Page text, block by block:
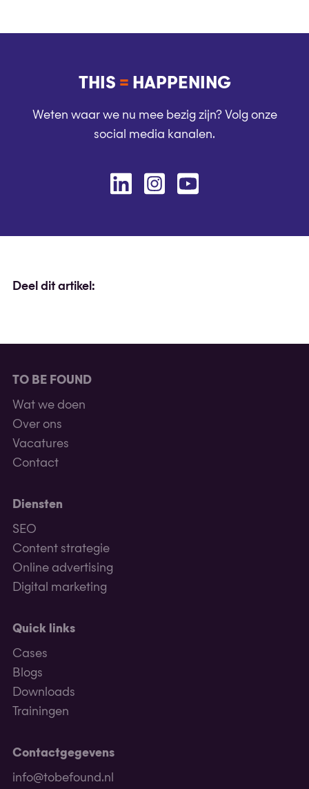
THIS = HAPPENING
Weten waar we nu mee bezig zijn? Volg onze
social media kanalen.
LinkedinInstagramYoutube
Deel dit artikel:
TO BE FOUND
Wat we doen
Over ons
Vacatures
Contact
Diensten
SEO
Content strategie
Online advertising
Digital marketing
Quick links
Cases
Blogs
Downloads
Trainingen
Contactgegevens
info@tobefound.nl